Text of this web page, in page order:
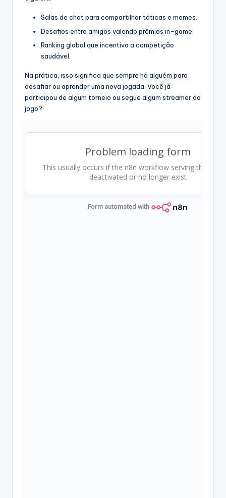
Salas de chat para compartilhar táticas e memes.
Desafios entre amigos valendo prêmios in-game.
Ranking global que incentiva a competição
saudável.
Na prática, isso significa que sempre há alguém para
desafiar ou aprender uma nova jogada. Você já
participou de algum torneio ou segue algum streamer do
jogo?